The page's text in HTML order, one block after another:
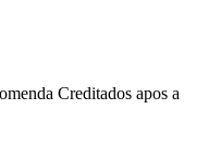
Creditados apos a